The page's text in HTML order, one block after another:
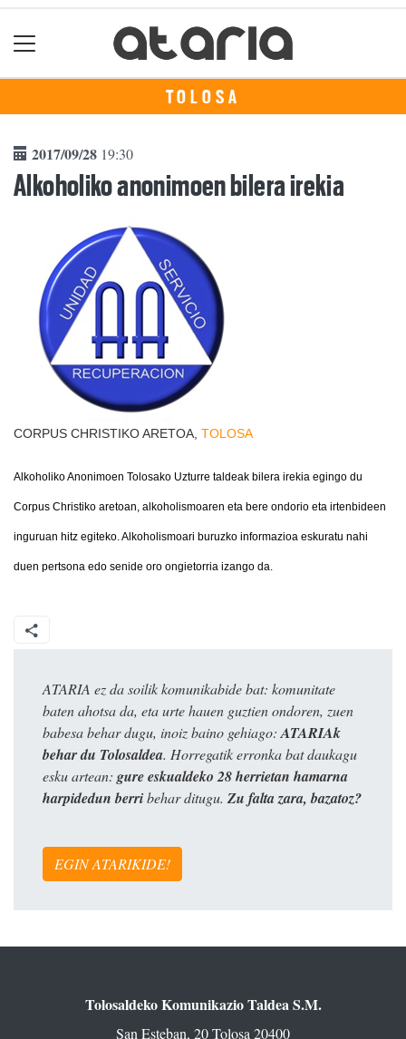
TOLOSA
2017/09/28 19:30
Alkoholiko anonimoen bilera irekia
CORPUS CHRISTIKO ARETOA, TOLOSA
Alkoholiko Anonimoen Tolosako Uzturre taldeak bilera irekia egingo du
Corpus Christiko aretoan, alkoholismoaren eta bere ondorio eta irtenbideen
inguruan hitz egiteko. Alkoholismoari buruzko informazioa eskuratu nahi
duen pertsona edo senide oro ongietorria izango da.
ATARIA ez da soilik komunikabide bat: komunitate
baten ahotsa da, eta urte hauen guztien ondoren, zuen
babesa behar dugu, inoiz baino gehiago: ATARIAk
behar du Tolosaldea. Horregatik erronka bat daukagu
esku artean: gure eskualdeko 28 herrietan hamarna
harpidedun berribehar ditugu. Zu falta zara, bazatoz?
EGIN ATARIKIDE!
Tolosaldeko Komunikazio Taldea S.M.
San Esteban, 20 Tolosa 20400